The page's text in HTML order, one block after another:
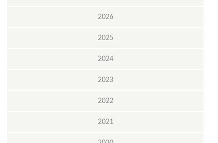
2026
2025
2024
2023
2022
2021